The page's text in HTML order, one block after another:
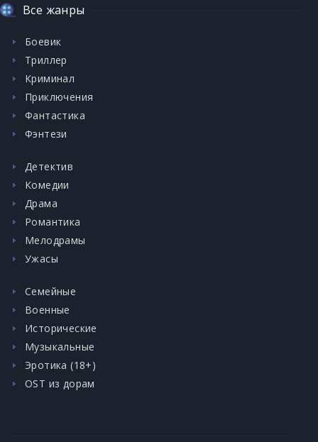
Все жанры
Боевик
Триллер
Криминал
Приключения
Фантастика
Фэнтези
Детектив
Комедии
Драма
Романтика
Мелодрамы
Ужасы
Семейные
Военные
Исторические
Музыкальные
Эротика (18+)
OST из дорам